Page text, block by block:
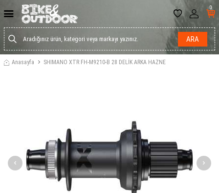
ARA
0
Anasayfa SHIMANO XTR FH-M9210-B 28 DELİK ARKA HAZNE